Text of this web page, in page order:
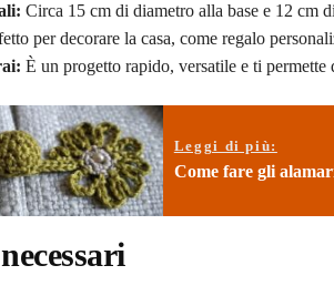
Circa 15 cm di diametro alla base e 12 cm
per decorare la casa, come regalo
È un progetto rapido, versatile e ti
Leggi di più:
Come fare gli